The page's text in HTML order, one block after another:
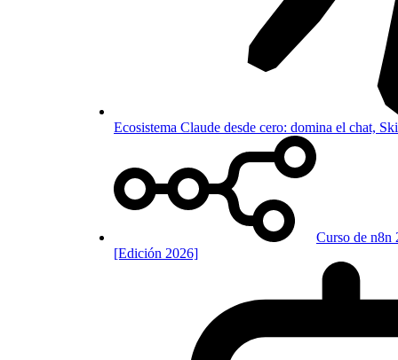
Ecosistema Claude desde cero: domina el chat,
Curso de n8n
[Edición 2026]